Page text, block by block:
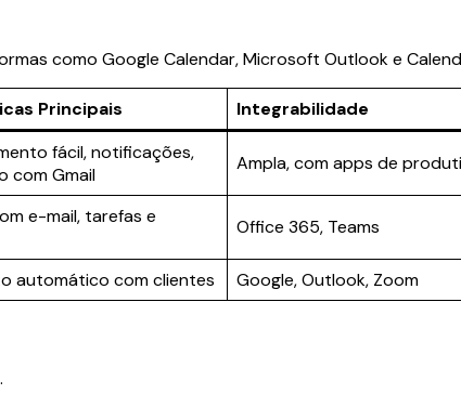
como Google Calendar, Microsoft Outlook e
Principais Integrabilidade
fácil, notificações,
com Gmail
Ampla, com apps de
e-mail, tarefas e
Office 365, Teams
automático com clientes Google, Outlook, Zoom